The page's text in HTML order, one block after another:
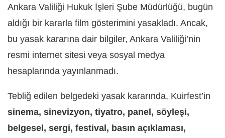
Ankara Valiliği Hukuk İşleri Şube Müdürlüğü, bugün
aldığı bir kararla film gösterimini yasakladı. Ancak,
bu yasak kararına dair bilgiler, Ankara Valiliği’nin
resmi internet sitesi veya sosyal medya
hesaplarında yayınlanmadı.
Tebliğ edilen belgedeki yasak kararında, Kuirfest’in
sinema, sinevizyon, tiyatro, panel, söyleşi,
belgesel, sergi, festival, basın açıklaması,